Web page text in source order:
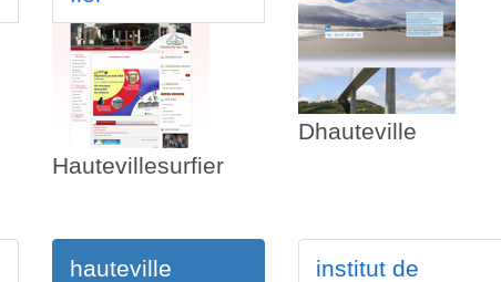
Hautevillesurfier
Dhauteville
hauteville
institut de